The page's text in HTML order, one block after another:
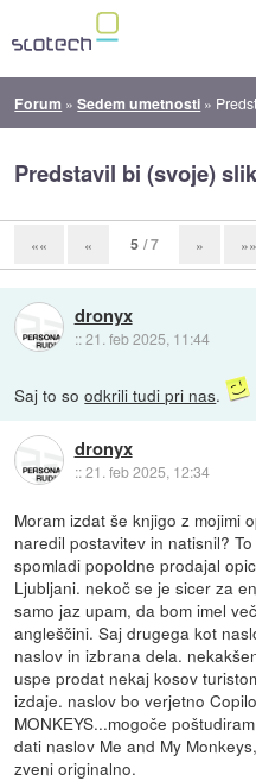
Forum »Sedem umetnosti »
Predstavil bi (svoje)
«« « 5 / 7 » »»
dronyx
::21. feb 2025, 11:44
Saj to soodkrili tudi pri nas.
dronyx
::21. feb 2025, 12:34
Moram izdat še knjigo z mojimi
naredil postavitev in natisnil?
spomladi popoldne prodajal
Ljubljani. nekoč se je sicer za
samo jaz upam, da bom imel
angleščini. Saj drugega kot
naslov in izbrana dela.
uspe prodat nekaj kosov
izdaje. naslov bo verjetno
MONKEYS...mogoče
dati naslov Me and My
zveni originalno.